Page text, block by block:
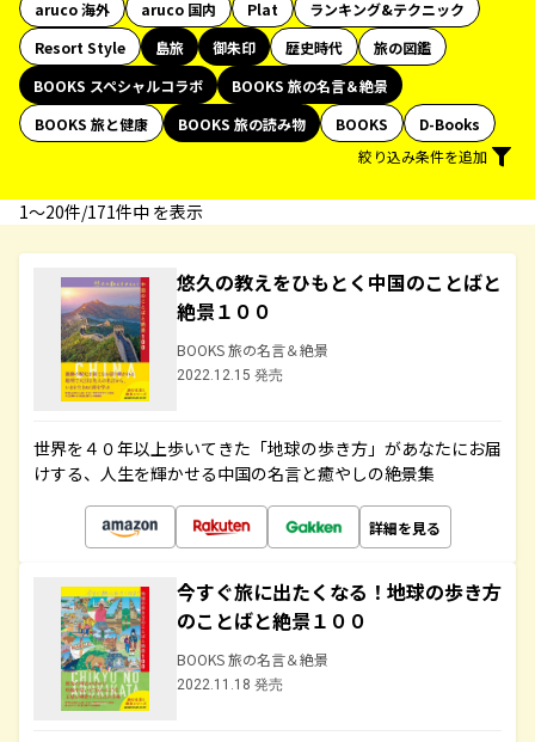
aruco 海外
aruco 国内 Plat
ランキング&テクニック
Resort Style
島旅 御朱印 歴史時代
旅の図鑑
BOOKS スペシャルコラボ
BOOKS 旅の名言＆絶景
BOOKS 旅と健康
BOOKS 旅の読み物 BOOKS
D-Books
絞り込み条件を追加
1〜20件/171件中 を表示
悠久の教えをひもとく中国のことばと
絶景１００
BOOKS 旅の名言＆絶景
2022.12.15 発売
世界を４０年以上歩いてきた「地球の歩き方」があなたにお届
けする、人生を輝かせる中国の名言と癒やしの絶景集
詳細を見る
今すぐ旅に出たくなる！地球の歩き方
のことばと絶景１００
BOOKS 旅の名言＆絶景
2022.11.18 発売